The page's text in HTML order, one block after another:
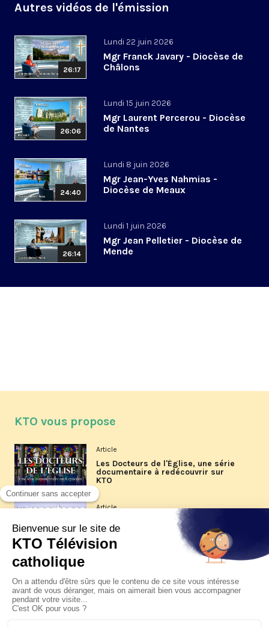
Autres vidéos de l'émission
26:17
Lundi 22 juin 2026
Mgr Franck Javary - Diocèse de
Châlons
26:06
Lundi 15 juin 2026
Mgr Laurent Percerou - Diocèse
de Nantes
24:40
Lundi 8 juin 2026
Mgr Jean-Yves Nahmias -
Diocèse de Meaux
26:14
Lundi 1 juin 2026
Mgr Jean Pelletier - Diocèse de
Mende
KTO vous propose
Article
Les Docteurs de l'Église, une série
documentaire à redécouvrir sur
KTO
Article
Les reportages d'été 2026 de KTO
La visite pastorale du pape Léon
XIV à Assise à suivre sur KTO le
jeudi 6 août